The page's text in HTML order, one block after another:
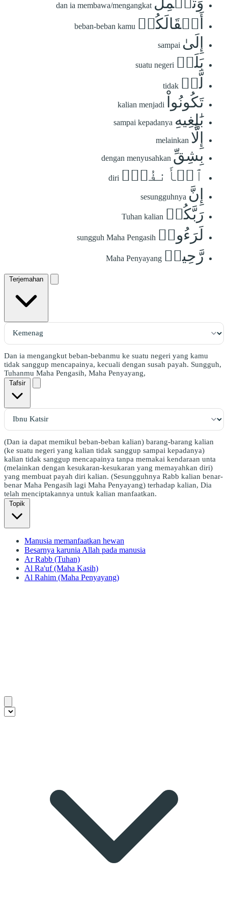
dan ia membawa/mengangkat
أَثۡقَالَكُمۡ beban-beban kamu
إِلَىٰ sampai
بَلَدٖ suatu negeri
لَّمۡ tidak
تَكُونُواْ kalian menjadi
بَٰلِغِيهِ sampai kepadanya
إِلَّا melainkan
بِشِقِّ dengan menyusahkan
ٱلۡأَنفُسِۚ diri
إِنَّ sesungguhnya
رَبَّكُمۡ Tuhan kalian
لَرَءُوفٞ sungguh Maha Pengasih
رَّحِيمٞ Maha Penyayang
Terjemahan
Dan ia mengangkut beban-bebanmu ke suatu negeri yang kamu
tidak sanggup mencapainya, kecuali dengan susah payah. Sungguh,
Tuhanmu Maha Pengasih, Maha Penyayang,
Tafsir
(Dan ia dapat memikul beban-beban kalian) barang-barang kalian
(ke suatu negeri yang kalian tidak sanggup sampai kepadanya)
kalian tidak sanggup mencapainya tanpa memakai kendaraan unta
(melainkan dengan kesukaran-kesukaran yang memayahkan diri)
yang membuat payah diri kalian. (Sesungguhnya Rabb kalian benar-
benar Maha Pengasih lagi Maha Penyayang) terhadap kalian, Dia
telah menciptakannya untuk kalian manfaatkan.
Topik
Manusia memanfaatkan hewan
Besarnya karunia Allah pada manusia
Ar Rabb (Tuhan)
Al Ra'uf (Maha Kasih)
Al Rahim (Maha Penyayang)